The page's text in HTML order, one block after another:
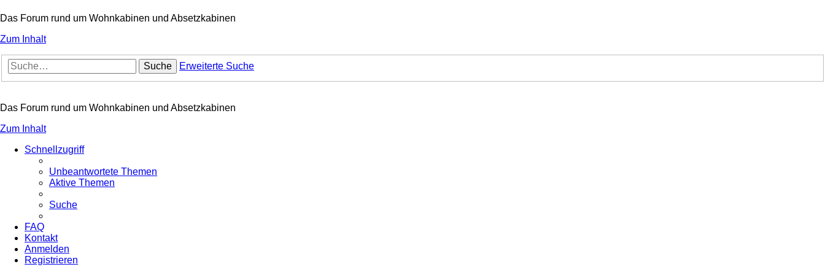
Das Forum rund um Wohnkabinen und Absetzkabinen
Zum Inhalt
Suche Erweiterte Suche
Das Forum rund um Wohnkabinen und Absetzkabinen
Zum Inhalt
Schnellzugriff
Unbeantwortete Themen
Aktive Themen
Suche
FAQ
Kontakt
Anmelden
Registrieren